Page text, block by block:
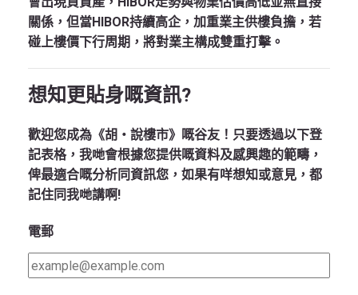
關係，但當HIBOR持續高企，加重業主供樓負擔，若
碰上樓價下行周期，將對業主構成雙重打擊。
想知更貼身嘅資訊?
歡迎您成為《胡‧說樓市》嘅谷友！只要透過以下登
記表格，我哋會根據您提供嘅資料及感興趣的範疇，
俾最適合嘅分析同資訊您，如果有咩想知或意見，都
記住同我哋講啊!
電郵